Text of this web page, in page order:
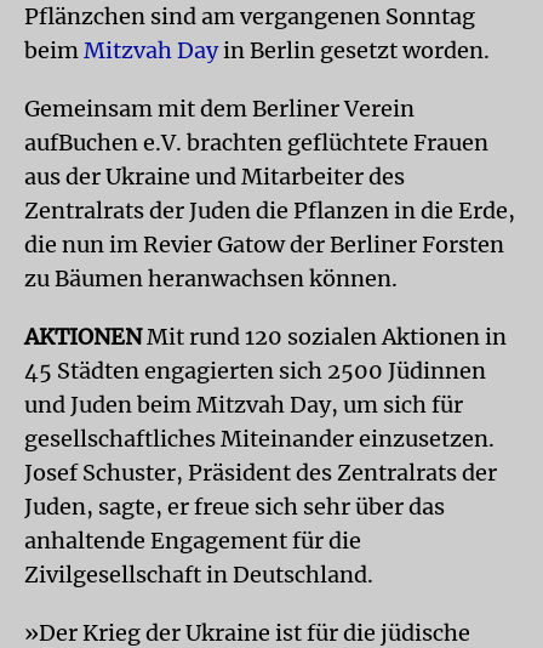
Pflänzchen sind am vergangenen Sonntag
beimMitzvah Dayin Berlin gesetzt worden.
Gemeinsam mit dem Berliner Verein
aufBuchen e.V. brachten geflüchtete Frauen
aus der Ukraine und Mitarbeiter des
Zentralrats der Juden die Pflanzen in die Erde,
die nun im Revier Gatow der Berliner Forsten
zu Bäumen heranwachsen können.
AKTIONENMit rund 120 sozialen Aktionen in
45 Städten engagierten sich 2500 Jüdinnen
und Juden beim Mitzvah Day, um sich für
gesellschaftliches Miteinander einzusetzen.
Josef Schuster, Präsident des Zentralrats der
Juden, sagte, er freue sich sehr über das
anhaltende Engagement für die
Zivilgesellschaft in Deutschland.
»Der Krieg der Ukraine ist für die jüdische